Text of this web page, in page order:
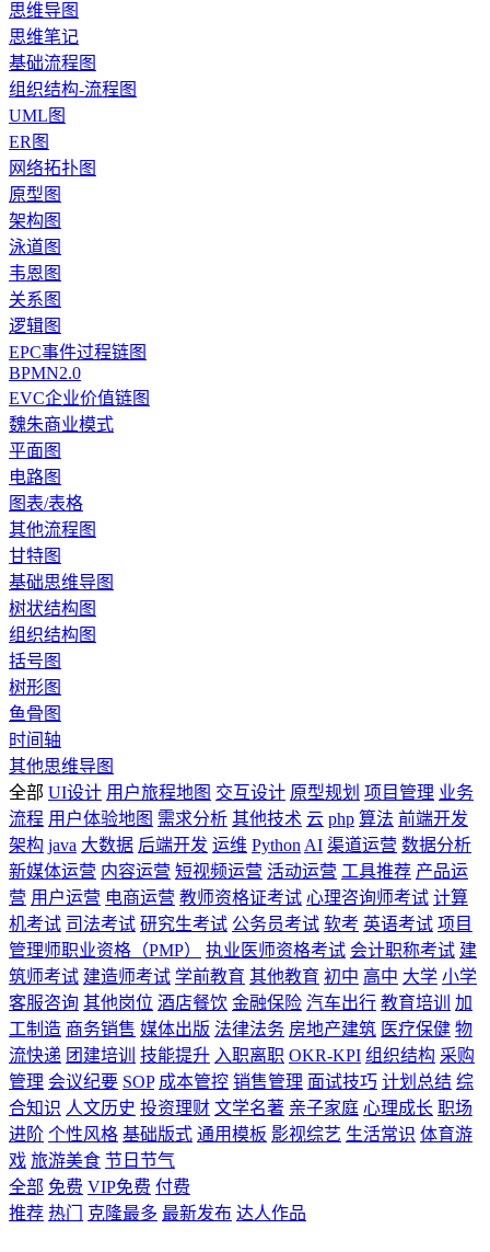
思维导图
思维笔记
基础流程图
组织结构-流程图
UML图
ER图
网络拓扑图
原型图
架构图
泳道图
韦恩图
关系图
逻辑图
EPC事件过程链图
BPMN2.0
EVC企业价值链图
魏朱商业模式
平面图
电路图
图表/表格
其他流程图
甘特图
基础思维导图
树状结构图
组织结构图
括号图
树形图
鱼骨图
时间轴
其他思维导图
全部 UI设计 用户旅程地图 交互设计 原型规划 项目管理 业务
流程 用户体验地图 需求分析 其他技术 云 php 算法 前端开发
架构 java 大数据 后端开发 运维 Python AI 渠道运营 数据分析
新媒体运营 内容运营 短视频运营 活动运营 工具推荐 产品运
营 用户运营 电商运营 教师资格证考试 心理咨询师考试 计算
机考试 司法考试 研究生考试 公务员考试 软考 英语考试 项目
管理师职业资格（PMP）
执业医师资格考试 会计职称考试 建
筑师考试 建造师考试 学前教育 其他教育 初中 高中 大学 小学
客服咨询 其他岗位 酒店餐饮 金融保险 汽车出行 教育培训
加
工制造 商务销售 媒体出版 法律法务 房地产建筑 医疗保健 物
流快递 团建培训 技能提升 入职离职 OKR-KPI 组织结构 采购
管理 会议纪要 SOP 成本管控 销售管理 面试技巧 计划总结 综
合知识 人文历史 投资理财 文学名著 亲子家庭 心理成长 职场
进阶 个性风格 基础版式 通用模板 影视综艺 生活常识 体育游
戏 旅游美食 节日节气
全部 免费 VIP免费 付费
推荐 热门 克隆最多 最新发布 达人作品